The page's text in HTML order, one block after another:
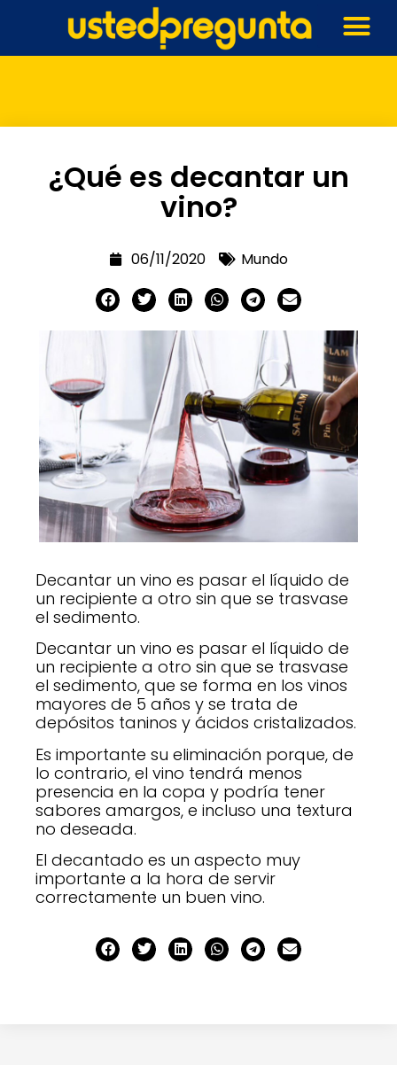
¿Qué es decantar un
vino?
06/11/2020 Mundo
Decantar un vino es pasar el líquido de
un recipiente a otro sin que se trasvase
el sedimento.
Decantar un vino es pasar el líquido de
un recipiente a otro sin que se trasvase
el sedimento, que se forma en los vinos
mayores de 5 años y se trata de
depósitos taninos y ácidos cristalizados.
Es importante su eliminación porque, de
lo contrario, el vino tendrá menos
presencia en la copa y podría tener
sabores amargos, e incluso una textura
no deseada.
El decantado es un aspecto muy
importante a la hora de servir
correctamente un buen vino.